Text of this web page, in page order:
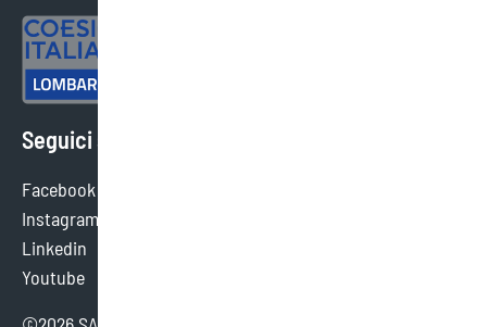
Seguici sui social
Facebook
Instagram
Linkedin
Youtube